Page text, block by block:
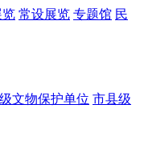
览 常设展览 专题馆 民
文物保护单位 市县级